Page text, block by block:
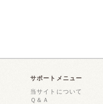
サポートメニュー
当サイトについて
Ｑ＆Ａ